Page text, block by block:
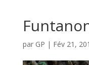
par GP | Fév 21,